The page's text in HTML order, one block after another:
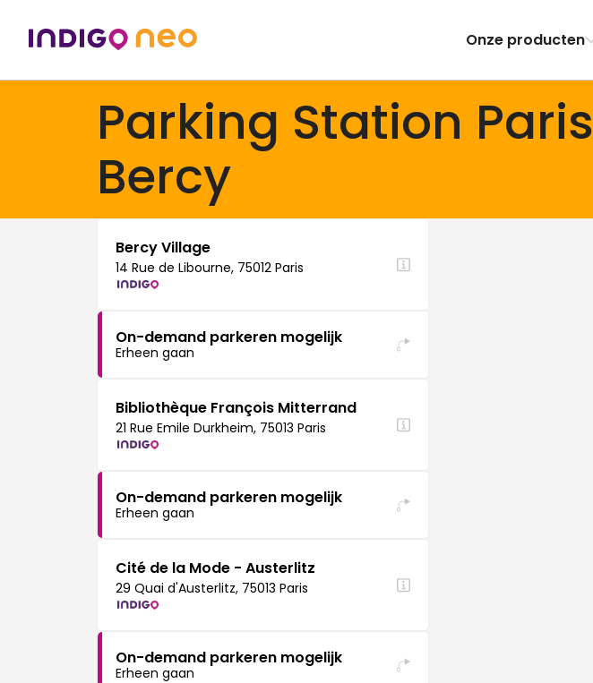
Onze producten
Parking Station Paris
Bercy
Bercy Village
14 Rue de Libourne, 75012 Paris
On-demand parkeren mogelijk
Erheen gaan
Bibliothèque François Mitterrand
21 Rue Emile Durkheim, 75013 Paris
On-demand parkeren mogelijk
Erheen gaan
Cité de la Mode - Austerlitz
29 Quai d'Austerlitz, 75013 Paris
On-demand parkeren mogelijk
Erheen gaan